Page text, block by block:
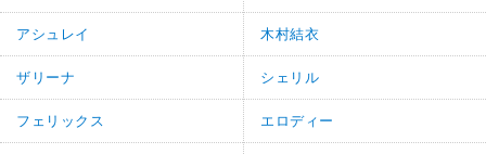
アシュレイ 木村結衣
ザリーナ シェリル
フェリックス エロディー